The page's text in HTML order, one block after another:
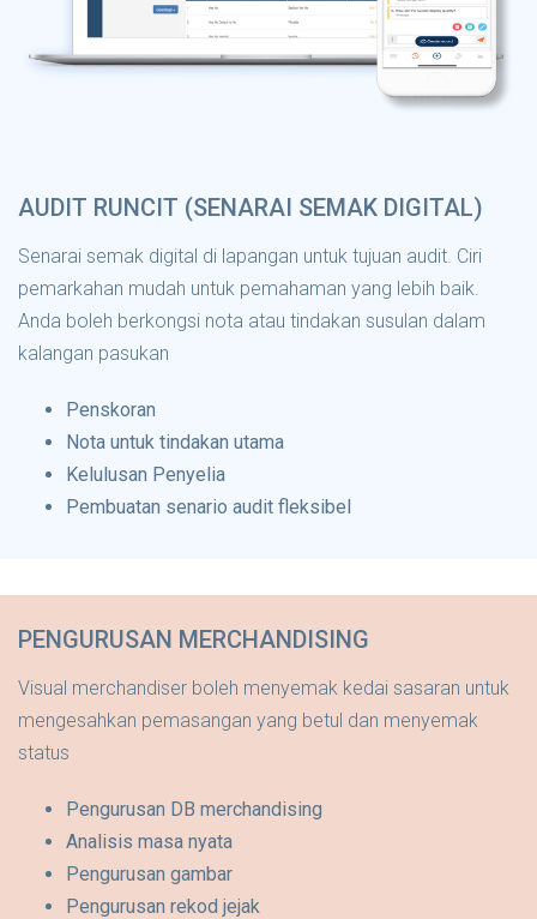
AUDIT RUNCIT (SENARAI SEMAK DIGITAL)
Senarai semak digital di lapangan untuk tujuan audit. Ciri
pemarkahan mudah untuk pemahaman yang lebih baik.
Anda boleh berkongsi nota atau tindakan susulan dalam
kalangan pasukan
Penskoran
Nota untuk tindakan utama
Kelulusan Penyelia
Pembuatan senario audit fleksibel
PENGURUSAN MERCHANDISING
Visual merchandiser boleh menyemak kedai sasaran untuk
mengesahkan pemasangan yang betul dan menyemak
status
Pengurusan DB merchandising
Analisis masa nyata
Pengurusan gambar
Pengurusan rekod jejak